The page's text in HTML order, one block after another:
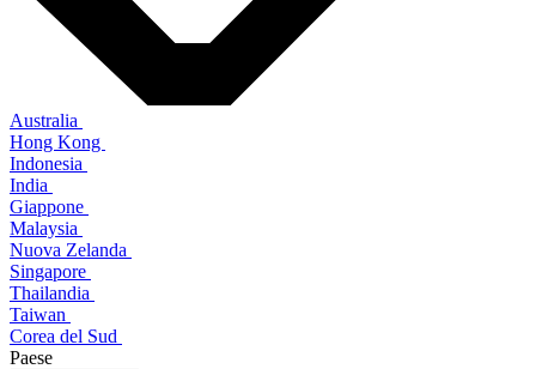
Australia
Hong Kong
Indonesia
India
Giappone
Malaysia
Nuova Zelanda
Singapore
Thailandia
Taiwan
Corea del Sud
Paese